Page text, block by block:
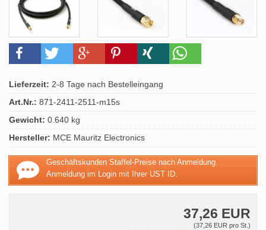
Lieferzeit: 2-8 Tage nach Bestelleingang
Art.Nr.: 871-2411-2511-m15s
Gewicht: 0.640 kg
Hersteller: MCE Mauritz Electronics
Geschäftskunden Staffel-Preise nach Anmeldung.
Anmeldung im Login mit Ihrer UST ID.
37,26 EUR
(37,26 EUR pro St.)